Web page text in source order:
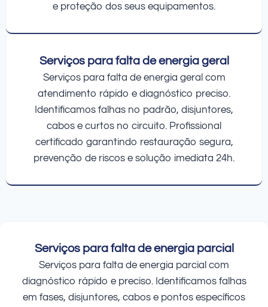
e proteção dos seus equipamentos.
Serviços para falta de energia geral
Serviços para falta de energia geral com
atendimento rápido e diagnóstico preciso.
Identificamos falhas no padrão, disjuntores,
cabos e curtos no circuito. Profissional
certificado garantindo restauração segura,
prevenção de riscos e solução imediata 24h.
Serviços para falta de energia parcial
Serviços para falta de energia parcial com
diagnóstico rápido e preciso. Identificamos falhas
em fases, disjuntores, cabos e pontos específicos